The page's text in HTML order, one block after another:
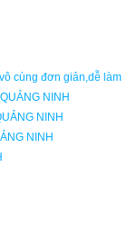
cùng đơn giản,dễ làm
NINH
NINH
NINH